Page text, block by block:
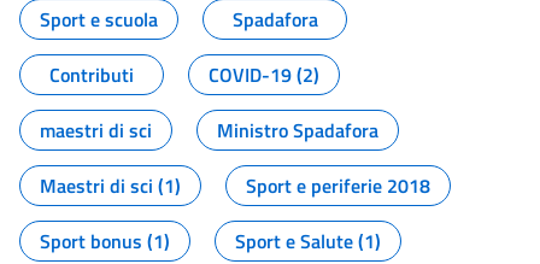
Sport e scuola
Spadafora
Contributi
COVID-19 (2)
maestri di sci
Ministro Spadafora
Maestri di sci (1)
Sport e periferie 2018
Sport bonus (1)
Sport e Salute (1)